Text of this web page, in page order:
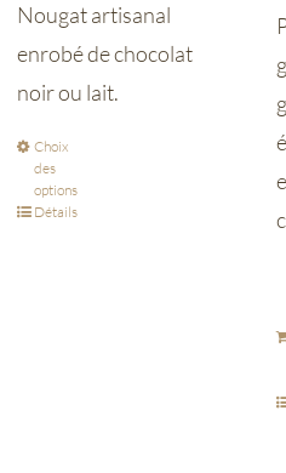
Nougat artisanal
enrobé de chocolat
noir ou lait.
Choix
des
options
Détails